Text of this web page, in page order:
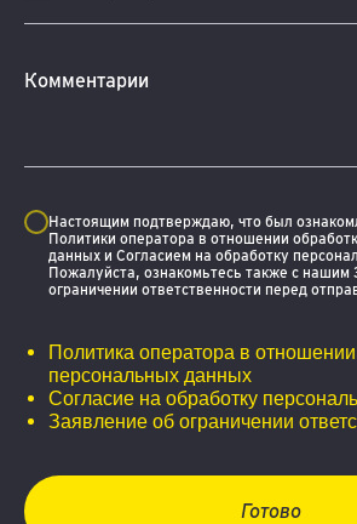
Комментарии
Настоящим подтверждаю, что был
Политики оператора в отношении
данных и Согласием на обработку
Пожалуйста, ознакомьтесь также с нашим
ограничении ответственности перед
Политика оператора в
персональных данных
Согласие на обработку
Заявление об ограничении
Готово